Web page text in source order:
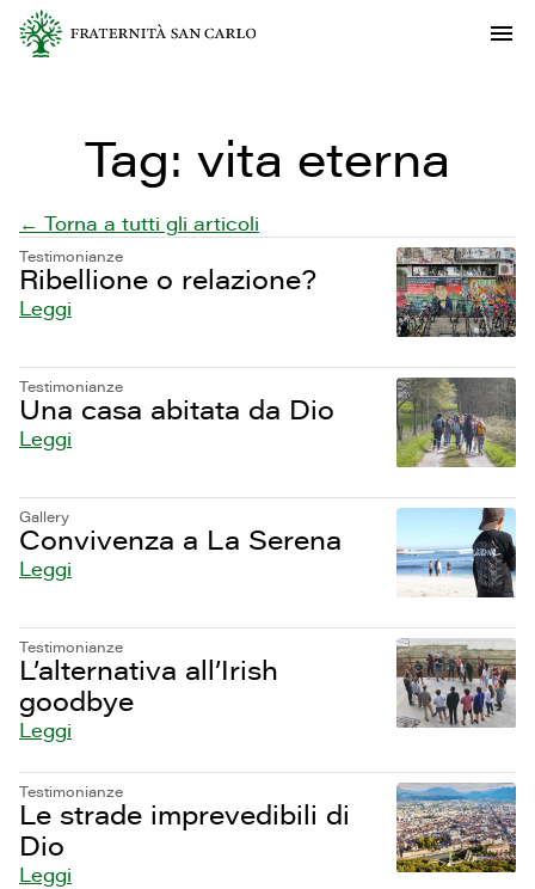
Tag: vita eterna
← Torna a tutti gli articoli
Testimonianze
Ribellione o relazione?
Leggi
Testimonianze
Una casa abitata da Dio
Leggi
Gallery
Convivenza a La Serena
Leggi
Testimonianze
L’alternativa all’Irish
goodbye
Leggi
Testimonianze
Le strade imprevedibili di
Dio
Leggi